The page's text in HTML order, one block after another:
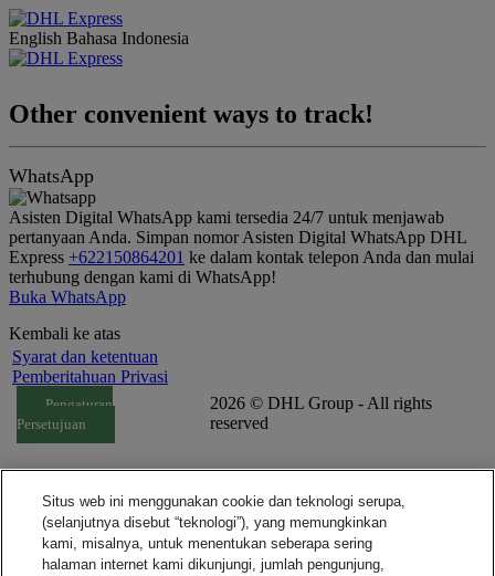
English Bahasa Indonesia
Other convenient ways to track!
WhatsApp
Asisten Digital WhatsApp kami tersedia 24/7 untuk menjawab
pertanyaan Anda. Simpan nomor Asisten Digital WhatsApp DHL
Express +622150864201 ke dalam kontak telepon Anda dan mulai
terhubung dengan kami di WhatsApp!
Buka WhatsApp
Kembali ke atas
Syarat dan ketentuan
Pemberitahuan Privasi
Pengaturan
Persetujuan
2026 © DHL Group - All rights
reserved
Situs web ini menggunakan cookie dan teknologi serupa,
(selanjutnya disebut “teknologi”), yang memungkinkan
kami, misalnya, untuk menentukan seberapa sering
halaman internet kami dikunjungi, jumlah pengunjung,